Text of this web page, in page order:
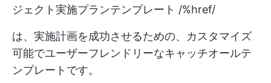
ジェクト実施プランテンプレート /%href/
は、実施計画を成功させるための、カスタマイズ
可能でユーザーフレンドリーなキャッチオールテ
ンプレートです。